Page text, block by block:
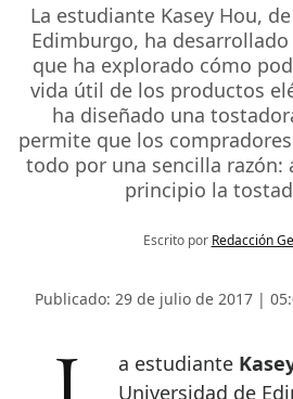
La estudiante Kasey Hou,
Edimburgo, ha
que ha explorado cómo
vida útil de los productos
ha diseñado una
permite que los
todo por una sencilla razón:
principio la
Escrito por Redacción
Publicado: 29 de julio de 2017 |
La estudiante
Universidad de